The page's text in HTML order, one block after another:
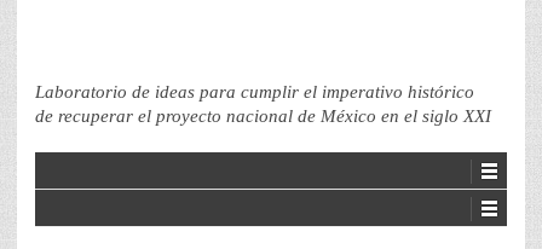
Laboratorio de ideas para cumplir el imperativo histórico
de recuperar el proyecto nacional de México en el siglo XXI